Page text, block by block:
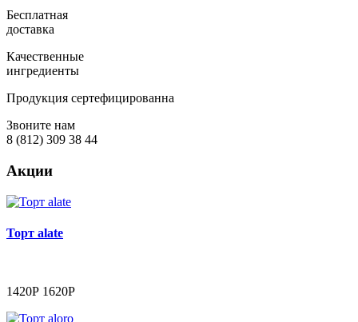
Бесплатная
доставка
Качественные
ингредиенты
Продукция сертефицированна
Звоните нам
8 (812) 309 38 44
Акции
Торт alate
1420Р 1620Р